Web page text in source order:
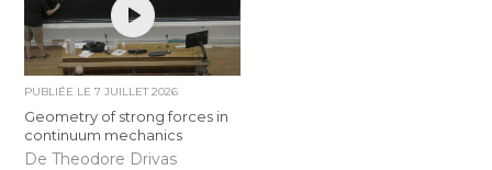
PUBLIÉE LE7 JUILLET 2026
Geometry of strong forces in
continuum mechanics
De Theodore Drivas